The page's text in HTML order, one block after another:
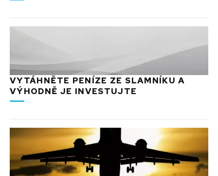
VYTÁHNĚTE PENÍZE ZE SLAMNÍKU A
VÝHODNĚ JE INVESTUJTE